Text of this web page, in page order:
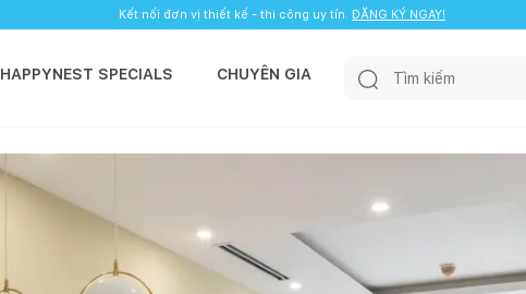
Kết nối đơn vị thiết kế - thi công uy tín. ĐĂNG KÝ NGAY!
HAPPYNEST SPECIALS CHUYÊN GIA